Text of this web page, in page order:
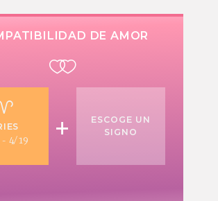
DE AMOR
- 4/19 +
ESCOGE UN
SIGNO